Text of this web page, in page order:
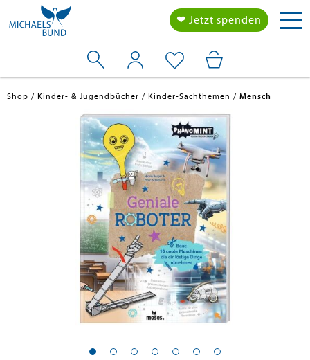
❤ Jetzt spenden
Shop Kinder- & Jugendbücher Kinder-Sachthemen Mensch